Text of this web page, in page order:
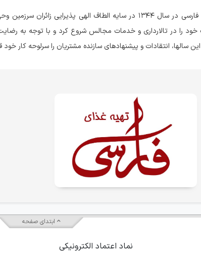
شادروان حاج محمدعلی فارسی بنیان گذار تهیه غذای فارسی در سال ١٣٤٤ در سایه
گروه حج ، در سال ۱۳۶۴ فعالیت خود را در تالارداری و خدمات مجالس شروع کرد و با
سالها، انتقادات و پیشنهادهای سازنده مشتریان را سرلوحه کار خود
ابتدای صفحه
نماد اعتماد الکترونیکی